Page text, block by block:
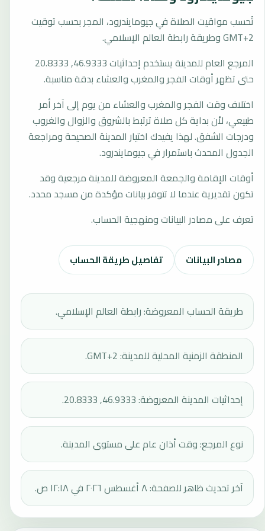
تُحسب مواقيت الصلاة في جيومايندرود، المجر بحسب توقيت
GMT+2 وطريقة رابطة العالم الإسلامي.
المرجع العام للمدينة يستخدم إحداثيات 46.9333, 20.8333
حتى تظهر أوقات الفجر والمغرب والعشاء بدقة مناسبة.
اختلاف وقت الفجر والمغرب والعشاء من يوم إلى آخر أمر
طبيعي، لأن بداية كل صلاة ترتبط بالشروق والزوال والغروب
ودرجات الشفق. لهذا يفيدك اختيار المدينة الصحيحة ومراجعة
الجدول المحدث باستمرار في جيومايندرود.
أوقات الإقامة والجمعة المعروضة للمدينة مرجعية وقد
تكون تقديرية عندما لا تتوفر بيانات مؤكدة من مسجد محدد.
تعرف على مصادر البيانات ومنهجية الحساب.
مصادر البيانات تفاصيل طريقة الحساب
طريقة الحساب المعروضة: رابطة العالم الإسلامي.
المنطقة الزمنية المحلية للمدينة: GMT+2.
إحداثيات المدينة المعروضة: 46.9333, 20.8333.
نوع المرجع: وقت أذان عام على مستوى المدينة.
آخر تحديث ظاهر للصفحة: ٨ أغسطس ٢٠٢٦ في ١٢:١٨ ص.